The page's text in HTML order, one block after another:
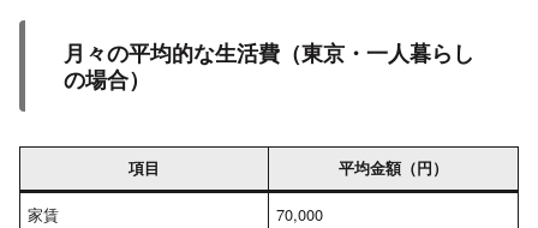
月々の平均的な生活費（東京・一人暮らし
の場合）
項目 平均金額（円）
家賃
70,000